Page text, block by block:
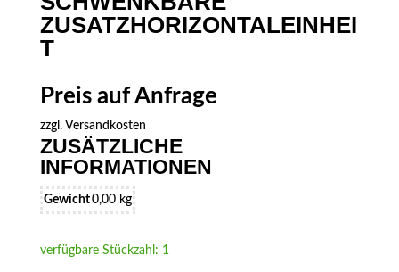
ZUSATZHORIZONTALEINHEI
T
Preis auf Anfrage
zzgl. Versandkosten
ZUSÄTZLICHE
INFORMATIONEN
Gewicht0,00 kg
verfügbare Stückzahl: 1